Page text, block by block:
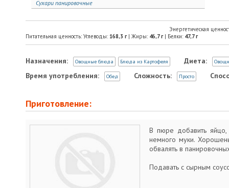
Сухари панировочные
Энергетическая
Питательная ценность: Углеводы: 168,3 г| Жиры: 46,7г| Белки: 47,7г
Назначения: Овощные блюда Блюда из Картофеля Диета:
Время употребления: Обед Сложность: Просто
Приготовление:
В пюре добавить яйцо,
немного муки.
обвалять в
Подавать с сырным